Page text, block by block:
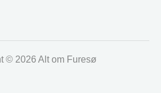
© 2026 Alt om Furesø